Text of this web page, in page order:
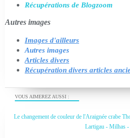
VOUS AIMEREZ AUSSI :
Le changement de couleur de l'Araignée crabe
Lartigau - Milhas -
Récupérations de Blogzoom
Autres images
Images d'ailleurs
Autres images
Articles divers
Récupération divers articles